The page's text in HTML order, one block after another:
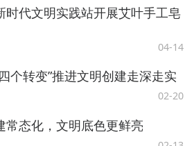
时代文明实践站开展艾叶手工皂
04-14
个转变”推进文明创建走深走实
02-20
常态化，文明底色更鲜亮